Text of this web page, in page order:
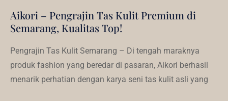
Aikori – Pengrajin Tas Kulit Premium di
Semarang, Kualitas Top!
Pengrajin Tas Kulit Semarang – Di tengah maraknya
produk fashion yang beredar di pasaran, Aikori berhasil
menarik perhatian dengan karya seni tas kulit asli yang